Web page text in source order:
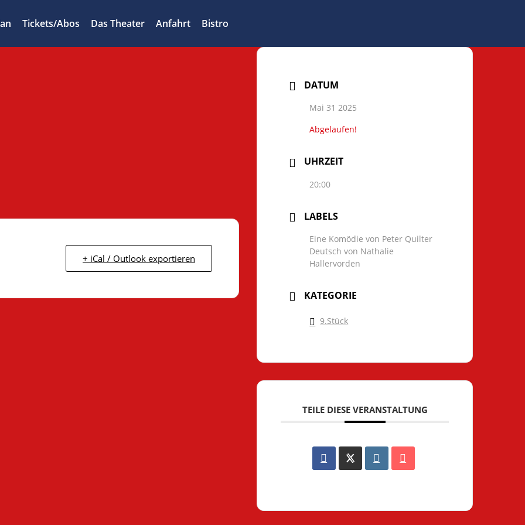
Tickets/Abos Das Theater Anfahrt Bistro
+ iCal / Outlook exportieren
DATUM
Mai 31 2025
Abgelaufen!
UHRZEIT
20:00
LABELS
Eine Komödie von Peter Quilter
Deutsch von Nathalie
Hallervorden
KATEGORIE
9.Stück
TEILE DIESE VERANSTALTUNG